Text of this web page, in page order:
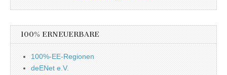
100% ERNEUERBARE
100%-EE-Regionen
deENet e.V.